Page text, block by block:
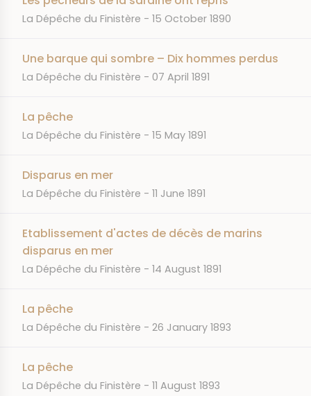
JOURNAL
La Dépêche du Finistère DATE
15 October 1890
Une barque qui sombre – Dix hommes perdus
JOURNAL
La Dépêche du Finistère DATE
07 April 1891
La pêche
JOURNAL
La Dépêche du Finistère DATE
15 May 1891
Disparus en mer
JOURNAL
La Dépêche du Finistère DATE
11 June 1891
Etablissement d'actes de décès de marins
disparus en mer
JOURNAL
La Dépêche du Finistère DATE
14 August 1891
La pêche
JOURNAL
La Dépêche du Finistère DATE
26 January 1893
La pêche
JOURNAL
La Dépêche du Finistère DATE
11 August 1893